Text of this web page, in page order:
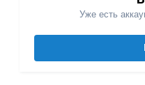
Уже есть